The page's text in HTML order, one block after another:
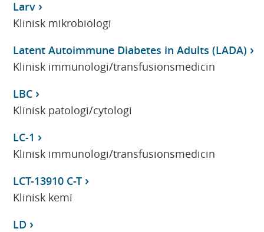
Larv
Klinisk mikrobiologi
Latent Autoimmune Diabetes in Adults (LADA)
Klinisk immunologi/transfusionsmedicin
LBC
Klinisk patologi/cytologi
LC-1
Klinisk immunologi/transfusionsmedicin
LCT-13910 C-T
Klinisk kemi
LD